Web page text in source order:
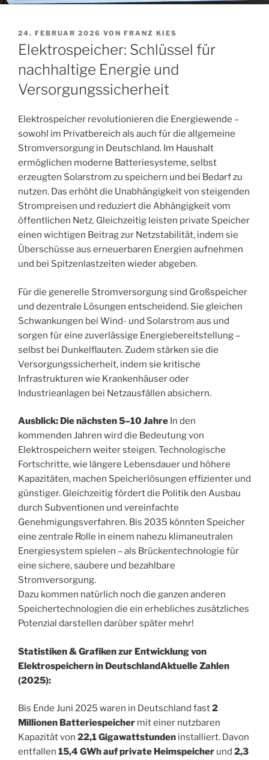
VERÖFFENTLICHT
AM
24. FEBRUAR 2026 VON FRANZ KIES
Elektrospeicher: Schlüssel für
nachhaltige Energie und
Versorgungssicherheit
Elektrospeicher revolutionieren die Energiewende –
sowohl im Privatbereich als auch für die allgemeine
Stromversorgung in Deutschland. Im Haushalt
ermöglichen moderne Batteriesysteme, selbst
erzeugten Solarstrom zu speichern und bei Bedarf zu
nutzen. Das erhöht die Unabhängigkeit von steigenden
Strompreisen und reduziert die Abhängigkeit vom
öffentlichen Netz. Gleichzeitig leisten private Speicher
einen wichtigen Beitrag zur Netzstabilität, indem sie
Überschüsse aus erneuerbaren Energien aufnehmen
und bei Spitzenlastzeiten wieder abgeben.
Für die generelle Stromversorgung sind Großspeicher
und dezentrale Lösungen entscheidend. Sie gleichen
Schwankungen bei Wind- und Solarstrom aus und
sorgen für eine zuverlässige Energiebereitstellung –
selbst bei Dunkelflauten. Zudem stärken sie die
Versorgungssicherheit, indem sie kritische
Infrastrukturen wie Krankenhäuser oder
Industrieanlagen bei Netzausfällen absichern.
Ausblick: Die nächsten 5–10 Jahre In den
kommenden Jahren wird die Bedeutung von
Elektrospeichern weiter steigen. Technologische
Fortschritte, wie längere Lebensdauer und höhere
Kapazitäten, machen Speicherlösungen effizienter und
günstiger. Gleichzeitig fördert die Politik den Ausbau
durch Subventionen und vereinfachte
Genehmigungsverfahren. Bis 2035 könnten Speicher
eine zentrale Rolle in einem nahezu klimaneutralen
Energiesystem spielen – als Brückentechnologie für
eine sichere, saubere und bezahlbare
Stromversorgung.
Dazu kommen natürlich noch die ganzen anderen
Speichertechnologien die ein erhebliches zusätzliches
Potenzial darstellen darüber später mehr!
Statistiken & Grafiken zur Entwicklung von
Elektrospeichern in DeutschlandAktuelle Zahlen
(2025):
Bis Ende Juni 2025 waren in Deutschland fast2
Millionen Batteriespeicher mit einer nutzbaren
Kapazität von 22,1 Gigawattstunden installiert. Davon
entfallen 15,4 GWh auf private Heimspeicher und 2,3